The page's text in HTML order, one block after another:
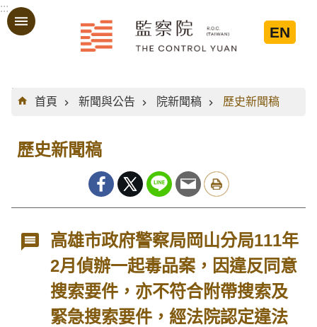
跳到主要內容區塊
:::
EN
:::
首頁
新聞與公告 院新聞稿 歷史新聞稿
歷史新聞稿
高雄市政府警察局岡山分局111年
2月偵辦一起毒品案，因違反同意
搜索要件，亦不符合附帶搜索及
緊急搜索要件，經法院認定違法